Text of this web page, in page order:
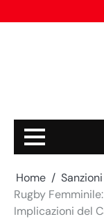
to
Home
Rugby
Implicazioni del